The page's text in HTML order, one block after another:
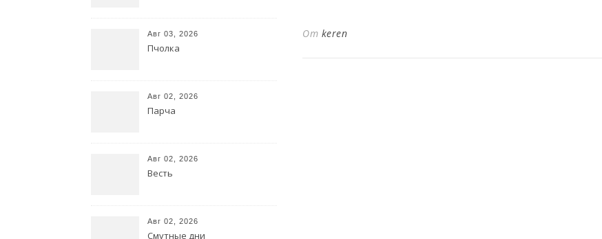
Авг 03, 2026
Пчолка
Авг 02, 2026
Парча
Авг 02, 2026
Весть
Авг 02, 2026
Смутные дни
От keren